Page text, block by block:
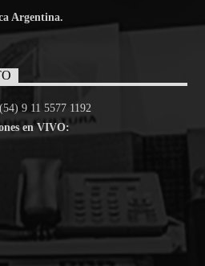
Argentina.
9 11 5577 1192
en VIVO: